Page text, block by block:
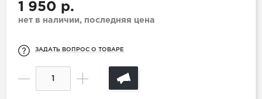
1 950 р.
нет в наличии, последняя цена
ЗАДАТЬ ВОПРОС О ТОВАРЕ